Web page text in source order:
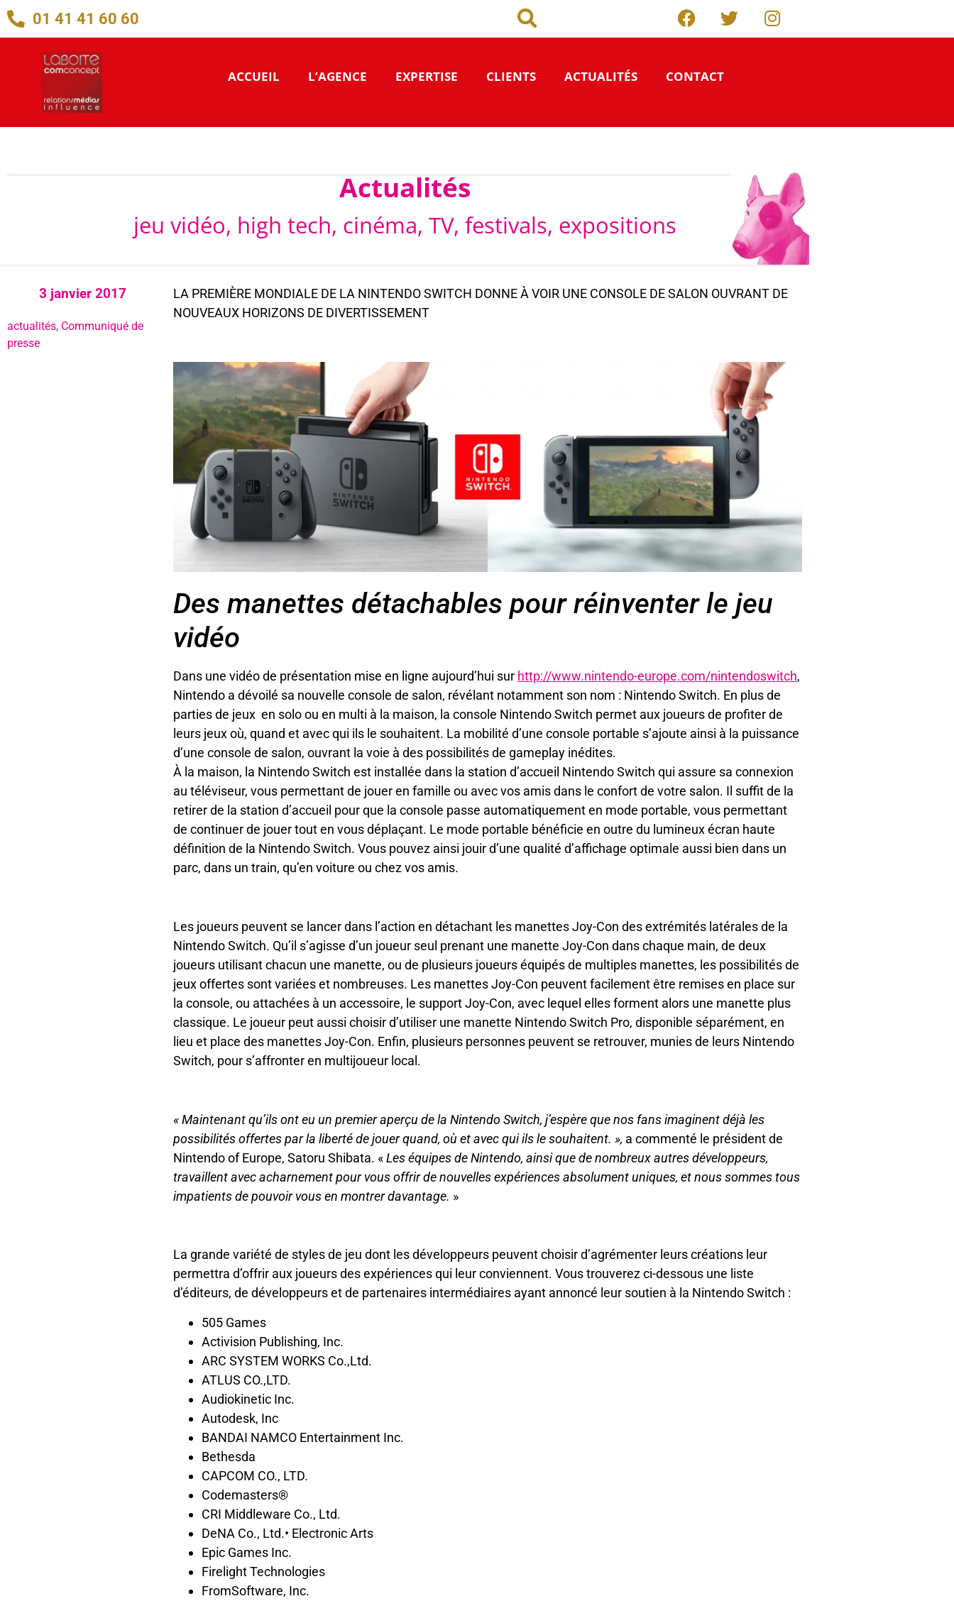
01 41 41 60 60
ACCUEIL L’AGENCE EXPERTISE CLIENTS ACTUALITÉS CONTACT
Actualités
jeu vidéo, high tech, cinéma, TV, festivals, expositions
3 janvier 2017
actualités, Communiqué de
presse
LA PREMIÈRE MONDIALE DE LA NINTENDO SWITCH DONNE À VOIR UNE CONSOLE DE SALON OUVRANT DE
NOUVEAUX HORIZONS DE DIVERTISSEMENT
Des manettes détachables pour réinventer le jeu
vidéo
Dans une vidéo de présentation mise en ligne aujourd’hui sur http://www.nintendo-europe.com/nintendoswitch,
Nintendo a dévoilé sa nouvelle console de salon, révélant notamment son nom : Nintendo Switch. En plus de
parties de jeux en solo ou en multi à la maison, la console Nintendo Switch permet aux joueurs de profiter de
leurs jeux où, quand et avec qui ils le souhaitent. La mobilité d’une console portable s’ajoute ainsi à la puissance
d’une console de salon, ouvrant la voie à des possibilités de gameplay inédites.
À la maison, la Nintendo Switch est installée dans la station d’accueil Nintendo Switch qui assure sa connexion
au téléviseur, vous permettant de jouer en famille ou avec vos amis dans le confort de votre salon. Il suffit de la
retirer de la station d’accueil pour que la console passe automatiquement en mode portable, vous permettant
de continuer de jouer tout en vous déplaçant. Le mode portable bénéficie en outre du lumineux écran haute
définition de la Nintendo Switch. Vous pouvez ainsi jouir d’une qualité d’affichage optimale aussi bien dans un
parc, dans un train, qu’en voiture ou chez vos amis.
Les joueurs peuvent se lancer dans l’action en détachant les manettes Joy-Con des extrémités latérales de la
Nintendo Switch. Qu’il s’agisse d’un joueur seul prenant une manette Joy-Con dans chaque main, de deux
joueurs utilisant chacun une manette, ou de plusieurs joueurs équipés de multiples manettes, les possibilités de
jeux offertes sont variées et nombreuses. Les manettes Joy-Con peuvent facilement être remises en place sur
la console, ou attachées à un accessoire, le support Joy-Con, avec lequel elles forment alors une manette plus
classique. Le joueur peut aussi choisir d’utiliser une manette Nintendo Switch Pro, disponible séparément, en
lieu et place des manettes Joy-Con. Enfin, plusieurs personnes peuvent se retrouver, munies de leurs Nintendo
Switch, pour s’affronter en multijoueur local.
« Maintenant qu’ils ont eu un premier aperçu de la Nintendo Switch, j’espère que nos fans imaginent déjà les
possibilités offertes par la liberté de jouer quand, où et avec qui ils le souhaitent. », a commenté le président de
Nintendo of Europe, Satoru Shibata. «Les équipes de Nintendo, ainsi que de nombreux autres développeurs,
travaillent avec acharnement pour vous offrir de nouvelles expériences absolument uniques, et nous sommes tous
impatients de pouvoir vous en montrer davantage. »
La grande variété de styles de jeu dont les développeurs peuvent choisir d’agrémenter leurs créations leur
permettra d’offrir aux joueurs des expériences qui leur conviennent. Vous trouverez ci-dessous une liste
d’éditeurs, de développeurs et de partenaires intermédiaires ayant annoncé leur soutien à la Nintendo Switch :
505 Games
Activision Publishing, Inc.
ARC SYSTEM WORKS Co.,Ltd.
ATLUS CO.,LTD.
Audiokinetic Inc.
Autodesk, Inc
BANDAI NAMCO Entertainment Inc.
Bethesda
CAPCOM CO., LTD.
Codemasters®
CRI Middleware Co., Ltd.
DeNA Co., Ltd.• Electronic Arts
Epic Games Inc.
Firelight Technologies
FromSoftware, Inc.